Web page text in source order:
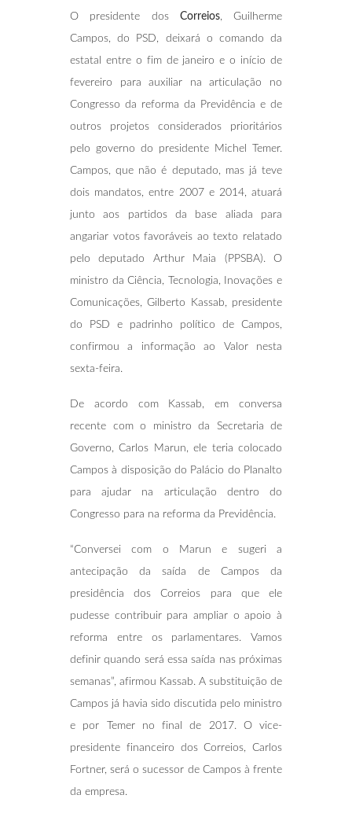
O presidente dos Correios, Guilherme
Campos, do PSD, deixará o comando da
estatal entre o fim de janeiro e o início de
fevereiro para auxiliar na articulação no
Congresso da reforma da Previdência e de
outros projetos considerados prioritários
pelo governo do presidente Michel Temer.
Campos, que não é deputado, mas já teve
dois mandatos, entre 2007 e 2014, atuará
junto aos partidos da base aliada para
angariar votos favoráveis ao texto relatado
pelo deputado Arthur Maia (PPSBA). O
ministro da Ciência, Tecnologia, Inovações e
Comunicações, Gilberto Kassab, presidente
do PSD e padrinho político de Campos,
confirmou a informação ao Valor nesta
sexta-feira.
De acordo com Kassab, em conversa
recente com o ministro da Secretaria de
Governo, Carlos Marun, ele teria colocado
Campos à disposição do Palácio do Planalto
para ajudar na articulação dentro do
Congresso para na reforma da Previdência.
“Conversei com o Marun e sugeri a
antecipação da saída de Campos da
presidência dos Correios para que ele
pudesse contribuir para ampliar o apoio à
reforma entre os parlamentares. Vamos
definir quando será essa saída nas próximas
semanas”, afirmou Kassab. A substituição de
Campos já havia sido discutida pelo ministro
e por Temer no final de 2017. O vice-
presidente financeiro dos Correios, Carlos
Fortner, será o sucessor de Campos à frente
da empresa.